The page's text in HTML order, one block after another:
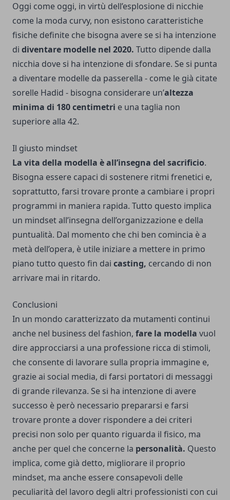
Oggi come oggi, in virtù dell’esplosione di nicchie
come la moda curvy, non esistono caratteristiche
fisiche definite che bisogna avere se si ha intenzione
di diventare modelle nel 2020. Tutto dipende dalla
nicchia dove si ha intenzione di sfondare. Se si punta
a diventare modelle da passerella - come le già citate
sorelle Hadid - bisogna considerare un’altezza
minima di 180 centimetri e una taglia non
superiore alla 42.
Il giusto mindset
La vita della modella è all’insegna del sacrificio.
Bisogna essere capaci di sostenere ritmi frenetici e,
soprattutto, farsi trovare pronte a cambiare i propri
programmi in maniera rapida. Tutto questo implica
un mindset all’insegna dell’organizzazione e della
puntualità. Dal momento che chi ben comincia è a
metà dell’opera, è utile iniziare a mettere in primo
piano tutto questo fin dai casting, cercando di non
arrivare mai in ritardo.
Conclusioni
In un mondo caratterizzato da mutamenti continui
anche nel business del fashion, fare la modella vuol
dire approcciarsi a una professione ricca di stimoli,
che consente di lavorare sulla propria immagine e,
grazie ai social media, di farsi portatori di messaggi
di grande rilevanza. Se si ha intenzione di avere
successo è però necessario prepararsi e farsi
trovare pronte a dover rispondere a dei criteri
precisi non solo per quanto riguarda il fisico, ma
anche per quel che concerne la personalità. Questo
implica, come già detto, migliorare il proprio
mindset, ma anche essere consapevoli delle
peculiarità del lavoro degli altri professionisti con cui